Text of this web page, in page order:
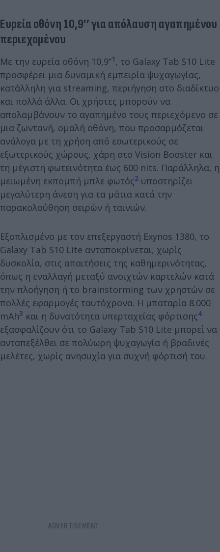
Ευρεία οθόνη 10,9’’ για απόλαυση αγαπημένου
περιεχομένου
Με την ευρεία οθόνη 10,9”1, το Galaxy Tab S10 Lite
προσφέρει μια δυναμική εμπειρία ψυχαγωγίας,
κατάλληλη για streaming, περιήγηση στο διαδίκτυο
και πολλά άλλα. Οι χρήστες μπορούν να
απολαμβάνουν το αγαπημένο τους περιεχόμενο σε
μια ζωντανή, ομαλή οθόνη, που προσαρμόζεται
ανάλογα με τη χρήση από εσωτερικούς σε
εξωτερικούς χώρους, χάρη στο Vision Booster και
τη μέγιστη φωτεινότητα έως 600 nits. Παράλληλα, η
μειωμένη εκπομπή μπλε φωτός2 υποστηρίζει
μεγαλύτερη άνεση για τα μάτια κατά την
παρακολούθηση σειρών ή ταινιών.
Εξοπλισμένο με τον επεξεργαστή Exynos 1380, το
Galaxy Tab S10 Lite ανταποκρίνεται, χωρίς
δυσκολία, στις απαιτήσεις της καθημερινότητας,
όπως η εναλλαγή μεταξύ ανοιχτών καρτελών κατά
την πλοήγηση ή το brainstorming των χρηστών σε
πολλές εφαρμογές ταυτόχρονα. Η μπαταρία 8.000
mAh3 και η δυνατότητα υπερταχείας φόρτισης4
εξασφαλίζουν ότι το Galaxy Tab S10 Lite μπορεί να
ανταπεξέλθει σε πολύωρη ψυχαγωγία ή βραδινές
μελέτες, χωρίς ανησυχία για συχνή φόρτισή του.